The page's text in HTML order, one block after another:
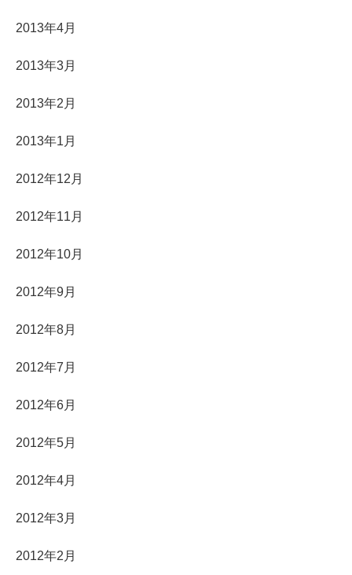
2013年4月
2013年3月
2013年2月
2013年1月
2012年12月
2012年11月
2012年10月
2012年9月
2012年8月
2012年7月
2012年6月
2012年5月
2012年4月
2012年3月
2012年2月